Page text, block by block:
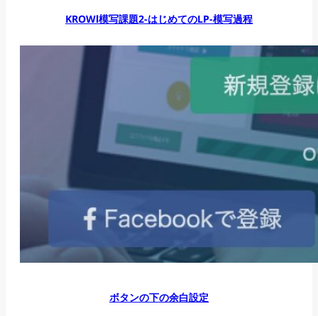
KROWl模写課題2-はじめてのLP-模写過程
ボタンの下の余白設定